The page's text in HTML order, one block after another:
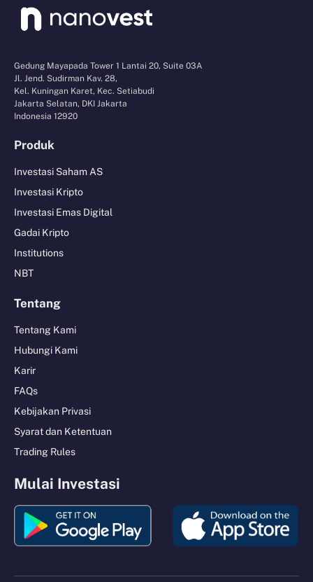
Gedung Mayapada Tower 1 Lantai 20, Suite 03A
Jl. Jend. Sudirman Kav. 28,
Kel. Kuningan Karet, Kec. Setiabudi
Jakarta Selatan, DKI Jakarta
Indonesia 12920
Produk
Investasi Saham AS
Investasi Kripto
Investasi Emas Digital
Gadai Kripto
Institutions
NBT
Tentang
Tentang Kami
Hubungi Kami
Karir
FAQs
Kebijakan Privasi
Syarat dan Ketentuan
Trading Rules
Mulai Investasi